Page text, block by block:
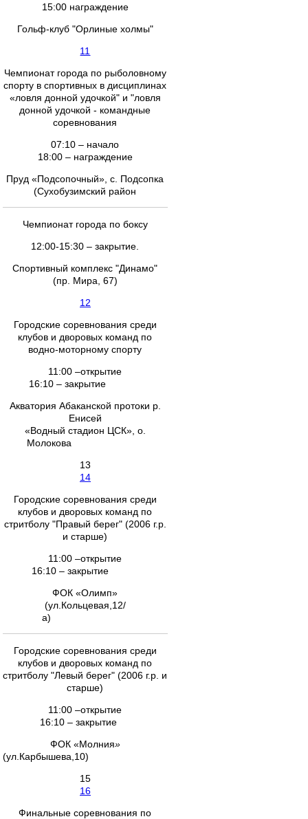
15:00 награждение
Гольф-клуб "Орлиные холмы"
11
Чемпионат города по рыболовному
спорту в спортивных в дисциплинах
«ловля донной удочкой" и "ловля
донной удочкой - командные
соревнования
07:10 – начало
18:00 – награждение
Пруд «Подсопочный», с. Подсопка
(Сухобузимский район
Чемпионат города по боксу
12:00-15:30 – закрытие.
Спортивный комплекс "Динамо"
(пр. Мира, 67)
12
Городские соревнования среди
клубов и дворовых команд по
водно-моторному спорту
11:00 –открытие
16:10 – закрытие
Акватория Абаканской протоки р.
Енисей
«Водный стадион ЦСК», о.
Молокова
13
14
Городские соревнования среди
клубов и дворовых команд по
стритболу "Правый берег" (2006 г.р.
и старше)
11:00 –открытие
16:10 – закрытие
ФОК «Олимп»
(ул.Кольцевая,12/
а)
Городские соревнования среди
клубов и дворовых команд по
стритболу "Левый берег" (2006 г.р. и
старше)
11:00 –открытие
16:10 – закрытие
ФОК «Молния»
(ул.Карбышева,10)
15
16
Финальные соревнования по